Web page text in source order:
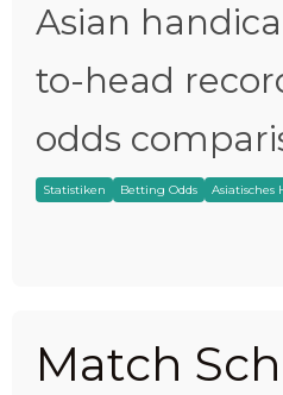
Asian
to-head
odds
Statistiken Betting Odds Asiatisches
Match